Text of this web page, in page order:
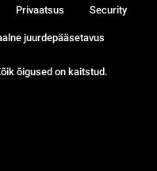
õigused on kaitstud.
Privaatsus Security
juurdepääsetavus